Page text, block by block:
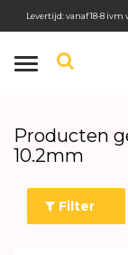
Toggle
Levertijd: vanaf 18-8
Producten
10.2mm
Filter